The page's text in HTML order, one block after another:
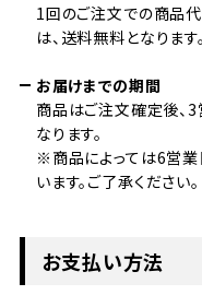
1回のご注文での商品
は、送料無料となります。
お届けまでの期間
商品はご注文確定後、
なります。
※商品によっては6営業
います。ご了承ください。
お支払い方法